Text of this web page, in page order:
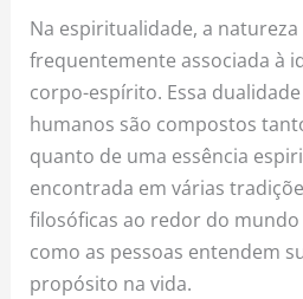
Na espiritualidade, a natureza
frequentemente associada à
corpo-espírito. Essa
humanos são compostos
quanto de uma essência
encontrada em várias
filosóficas ao redor do
como as pessoas entendem
propósito na vida.